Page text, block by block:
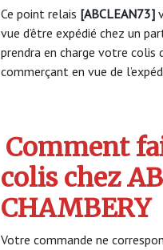
Ce point relais [ABCLEAN73]
vue d’être expédié chez un
prendra en charge votre colis
commerçant en vue de
Comment
colis chez
CHAMBERY
Votre commande ne